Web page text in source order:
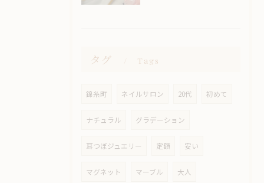
タグ Tags
錦糸町 ネイルサロン 20代 初めて
ナチュラル グラデーション
耳つぼジュエリー 定額 安い
マグネット マーブル 大人